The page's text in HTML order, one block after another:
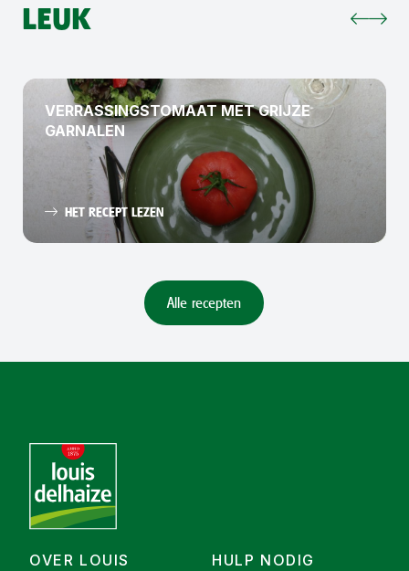
LEUK
VERRASSINGSTOMAAT MET GRIJZE
GARNALEN
HET RECEPT LEZEN
Alle recepten
OVER LOUIS
HULP NODIG